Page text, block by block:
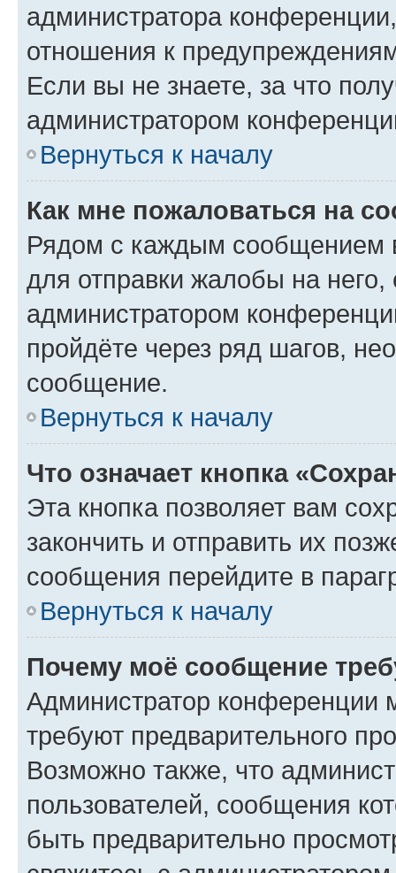
администратора
отношения к
Если вы не знаете, за что
администратором
Вернуться к началу
Как мне пожаловаться на
Рядом с каждым сообщением
для отправки жалобы на
администратором
пройдёте через ряд шагов,
сообщение.
Вернуться к началу
Что означает кнопка
Эта кнопка позволяет вам
закончить и отправить их
сообщения перейдите в
Вернуться к началу
Почему моё сообщение
Администратор конференции
требуют предварительного
Возможно также, что
пользователей, сообщения
быть предварительно